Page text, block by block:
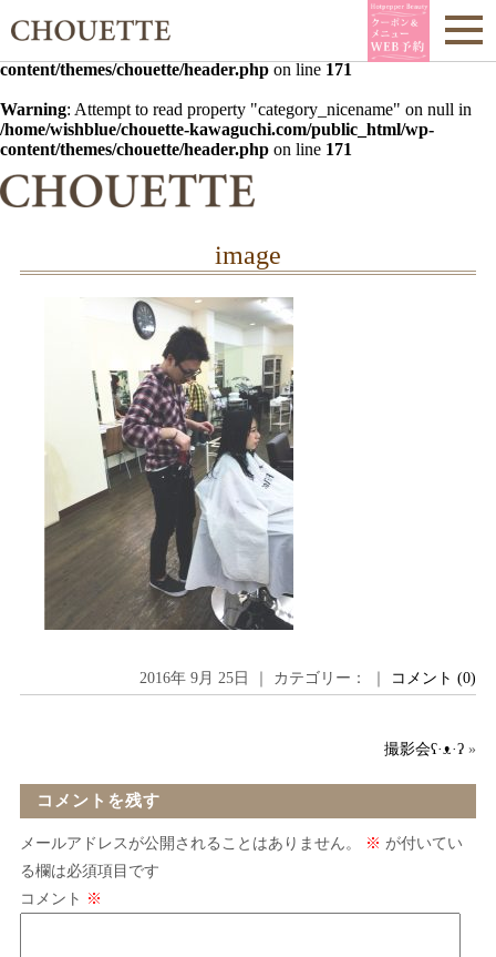
Warning : Undefined array key 0 in
/home/wishblue/chouette-
content/themes/chouette/header.php on line 171
Warning: Attempt to read property "category_nicename" on null in
/home/wishblue/chouette-kawaguchi.com/public_html/wp-
content/themes/chouette/header.php on line 171
image
2016年 9月 25日 ｜ カテゴリー： ｜ コメント (0)
撮影会ʕ·ᴥ·ʔ »
コメントを残す
メールアドレスが公開されることはありません。 ※ が付いてい
る欄は必須項目です
コメント ※